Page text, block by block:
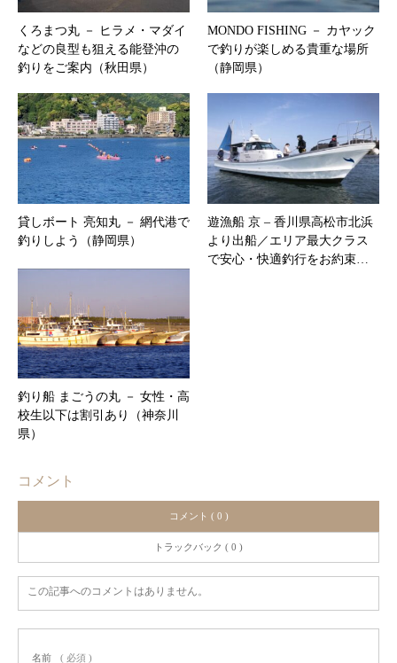
くろまつ丸 － ヒラメ・マダイ
などの良型も狙える能登沖の
釣りをご案内（秋田県）
MONDO FISHING － カヤック
で釣りが楽しめる貴重な場所
（静岡県）
貸しボート 亮知丸 － 網代港で
釣りしよう（静岡県）
遊漁船 京 – 香川県高松市北浜
より出船／エリア最大クラス
で安心・快適釣行をお約束…
釣り船 まごうの丸 － 女性・高
校生以下は割引あり（神奈川
県）
コメント
コメント ( 0 )
トラックバック ( 0 )
この記事へのコメントはありません。
名前 ( 必須 )